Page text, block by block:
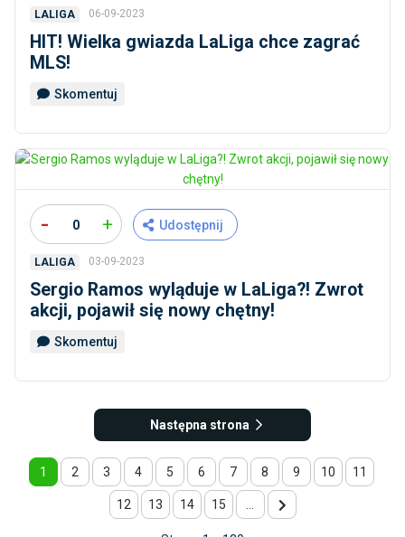
LALIGA 06-09-2023
HIT! Wielka gwiazda LaLiga chce zagrać
MLS!
Skomentuj
- 0 + Udostępnij
LALIGA 03-09-2023
Sergio Ramos wyląduje w LaLiga?! Zwrot
akcji, pojawił się nowy chętny!
Skomentuj
Następna strona
1 2 3 4 5 6 7 8 9 10 11
12 13 14 15 ...